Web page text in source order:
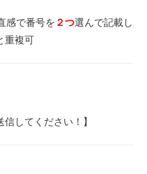
感で番号を ２つ選んで記載し
重複可
してください！】